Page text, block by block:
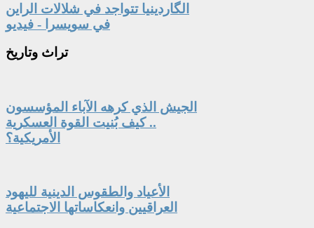
الگاردينيا تتواجد في شلالات الراين
في سويسرا - فيديو
تراث وتاريخ
الجيش الذي كرهه الآباء المؤسسون
.. كيف بُنيت القوة العسكرية
الأمريكية؟
الأعياد والطقوس الدينية لليهود
العراقيين وانعكاساتها الاجتماعية